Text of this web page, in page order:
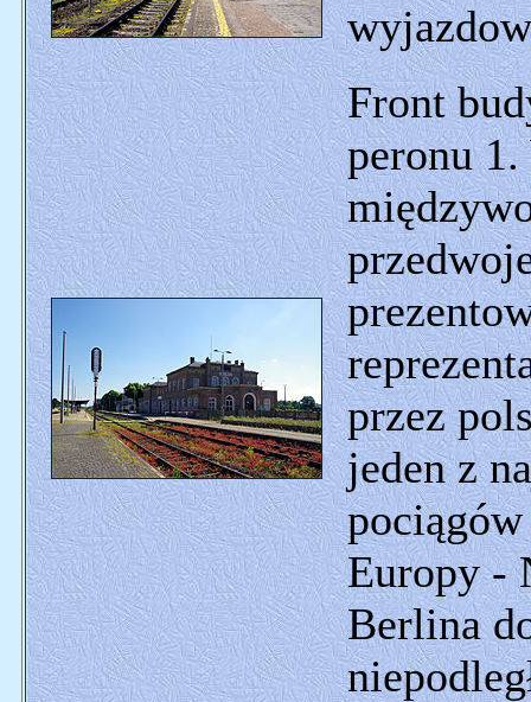
Front
peronu
przez
jeden z
Europy -
Berlina